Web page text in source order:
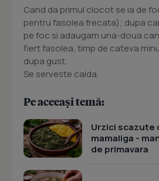
Cand da primul clocot se ia de
pentru fasolea frecata); dupa
pe foc si adaugam una-doua
fiert fasolea, timp de cateva
dupa gust.
Se serveste calda.
Pe aceeași temă:
Urzici scazute
mamaliga -
de primavara